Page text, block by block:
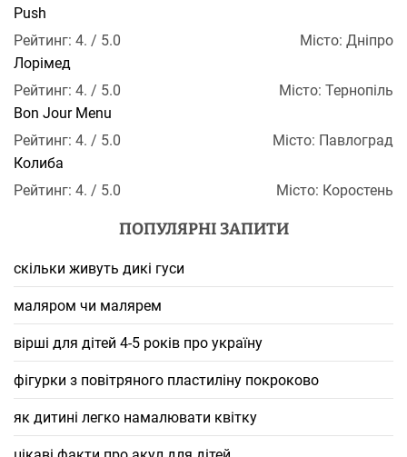
Push
Рейтинг: 4. / 5.0
Місто: Дніпро
Лорімед
Рейтинг: 4. / 5.0
Місто: Тернопіль
Bon Jour Menu
Рейтинг: 4. / 5.0
Місто: Павлоград
Колиба
Рейтинг: 4. / 5.0
Місто: Коростень
ПОПУЛЯРНІ ЗАПИТИ
скільки живуть дикі гуси
маляром чи малярем
вірші для дітей 4-5 років про україну
фігурки з повітряного пластиліну покроково
як дитині легко намалювати квітку